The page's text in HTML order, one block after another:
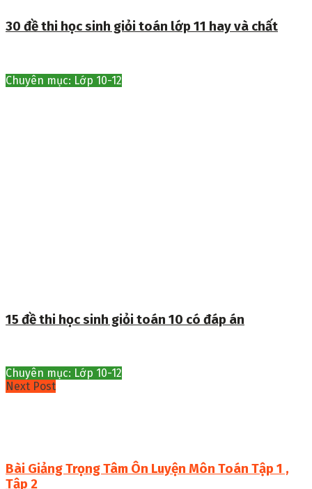
30 đề thi học sinh giỏi toán lớp 11 hay và chất
Chuyên mục: Lớp 10-12
15 đề thi học sinh giỏi toán 10 có đáp án
Chuyên mục: Lớp 10-12
Next Post
Bài Giảng Trọng Tâm Ôn Luyện Môn Toán Tập 1 ,
Tập 2